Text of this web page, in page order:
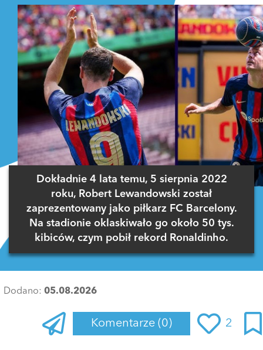
Dokładnie 4 lata temu, 5 sierpnia 2022
roku, Robert Lewandowski został
zaprezentowany jako piłkarz FC Barcelony.
Na stadionie oklaskiwało go około 50 tys.
kibiców, czym pobił rekord Ronaldinho.
Dodano: 05.08.2026
Komentarze (0) 2